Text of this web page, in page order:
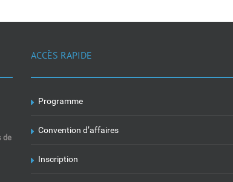
de
ACCÈS RAPIDE
Programme
Convention d’affaires
Inscription